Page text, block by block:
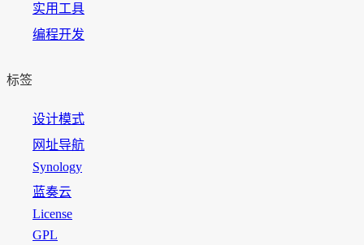
实用工具
编程开发
标签
设计模式
网址导航
Synology
蓝奏云
License
GPL